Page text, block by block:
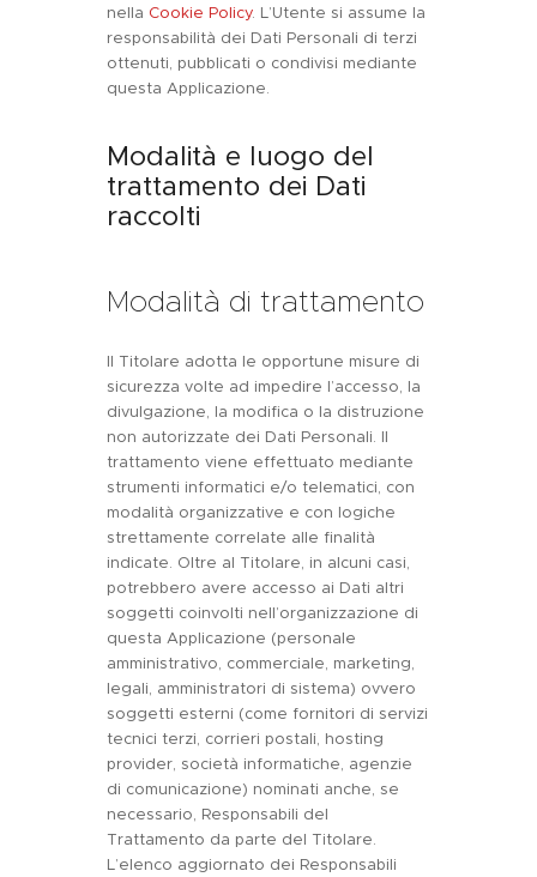
nella Cookie Policy. L’Utente si assume la
responsabilità dei Dati Personali di terzi
ottenuti, pubblicati o condivisi mediante
questa Applicazione.
Modalità e luogo del
trattamento dei Dati
raccolti
Modalità di trattamento
Il Titolare adotta le opportune misure di
sicurezza volte ad impedire l’accesso, la
divulgazione, la modifica o la distruzione
non autorizzate dei Dati Personali. Il
trattamento viene effettuato mediante
strumenti informatici e/o telematici, con
modalità organizzative e con logiche
strettamente correlate alle finalità
indicate. Oltre al Titolare, in alcuni casi,
potrebbero avere accesso ai Dati altri
soggetti coinvolti nell’organizzazione di
questa Applicazione (personale
amministrativo, commerciale, marketing,
legali, amministratori di sistema) ovvero
soggetti esterni (come fornitori di servizi
tecnici terzi, corrieri postali, hosting
provider, società informatiche, agenzie
di comunicazione) nominati anche, se
necessario, Responsabili del
Trattamento da parte del Titolare.
L’elenco aggiornato dei Responsabili